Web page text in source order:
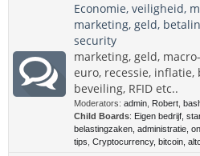
Economie, veiligheid,
marketing, geld,
security
marketing, geld,
euro, recessie,
beveiling, RFID etc..
Moderators: admin Robert
Child Boards: Eigen bedrijf,
belastingzaken, administratie,
tips Cryptocurrency, bitcoin,